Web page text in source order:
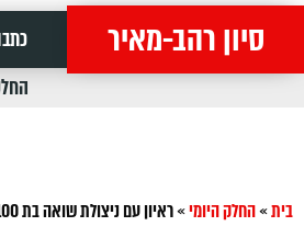
סיון רהב-מאיר
בית»החלק היומי»ראיון עם ניצולת שואה בת 100(!) שחולצה מאוקראינה